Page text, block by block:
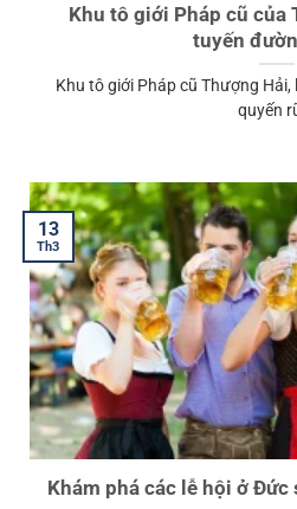
Khu tô giới Pháp cũ của
tuyến
Khu tô giới Pháp cũ Thượng
quyến
Khám phá các lễ hội ở Đức
13
Th3